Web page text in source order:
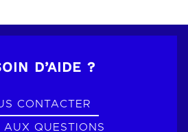
D’AIDE ?
CONTACTER
AUX QUESTIONS